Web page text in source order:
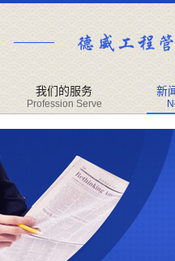
我们的服务
Profession Serve
新